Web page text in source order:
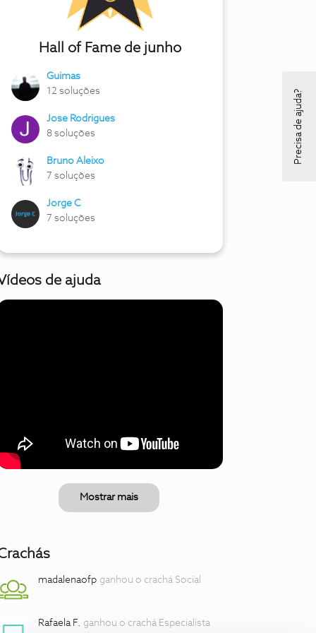
Hall of Fame de junho
Guimas
12 soluções
Jose Rodrigues
8 soluções
Bruno Aleixo
7 soluções
Jorge C
7 soluções
de ajuda
Mostrar mais
madalenaofp ganhou o crachá Social
Rafaela F. ganhou o crachá Especialista
Precisa de ajuda?